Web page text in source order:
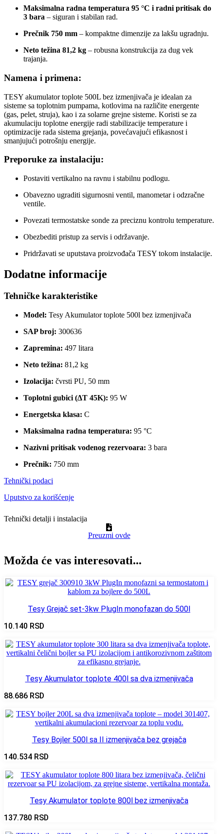
Maksimalna radna temperatura 95 °C i radni pritisak do
3 bara – siguran i stabilan rad.
Prečnik 750 mm – kompaktne dimenzije za lakšu ugradnju.
Neto težina 81,2 kg – robusna konstrukcija za dug vek
trajanja.
Namena i primena:
TESY akumulator toplote 500L bez izmenjivača je idealan za
sisteme sa toplotnim pumpama, kotlovima na različite energente
(gas, pelet, struja), kao i za solarne grejne sisteme. Koristi se za
akumulaciju toplotne energije radi stabilizacije temperature i
optimizacije rada sistema grejanja, povećavajući efikasnost i
smanjujući potrošnju energije.
Preporuke za instalaciju:
Postaviti vertikalno na ravnu i stabilnu podlogu.
Obavezno ugraditi sigurnosni ventil, manometar i odzračne
ventile.
Povezati termostatske sonde za preciznu kontrolu temperature.
Obezbediti pristup za servis i održavanje.
Pridržavati se uputstava proizvođača TESY tokom instalacije.
Dodatne informacije
Tehničke karakteristike
Model: Tesy Akumulator toplote 500l bez izmenjivača
SAP broj: 300636
Zapremina: 497 litara
Neto težina: 81,2 kg
Izolacija: čvrsti PU, 50 mm
Toplotni gubici (ΔT 45K): 95 W
Energetska klasa: C
Maksimalna radna temperatura: 95 °C
Nazivni pritisak vodenog rezervoara: 3 bara
Prečnik: 750 mm
Tehnički podaci
Uputstvo za korišćenje
Tehnički detalji i instalacija
Preuzmi ovde
Možda će vas interesovati...
Tesy Grejač set-3kw PlugIn monofazan do 500l
10.140 RSD
Tesy Akumulator toplote 400l sa dva izmenjivača
88.686 RSD
Tesy Bojler 500l sa II izmenjivača bez grejača
140.534 RSD
Tesy Akumulator toplote 800l bez izmenjivača
137.780 RSD